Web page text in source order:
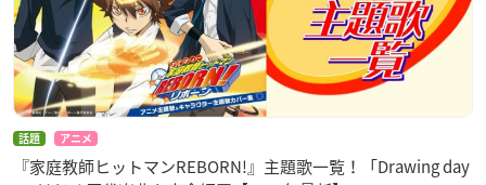
話題 アニメ
『家庭教師ヒットマンREBORN!』主題歌一覧！「Drawing day